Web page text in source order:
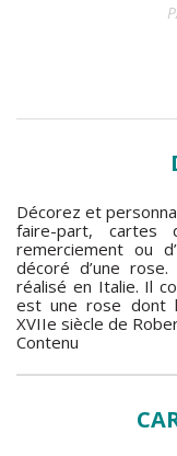
Décorez et
faire-part, cartes
remerciement ou
décoré d’une
réalisé en Italie. Il
est une rose dont
XVIIe siècle de
Contenu